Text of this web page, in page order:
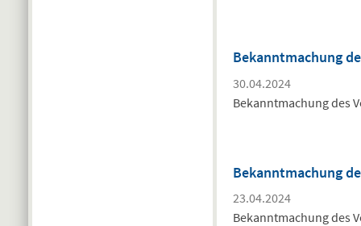
Bekanntmachung
30.04.2024
Bekanntmachung des
Bekanntmachung
23.04.2024
Bekanntmachung des